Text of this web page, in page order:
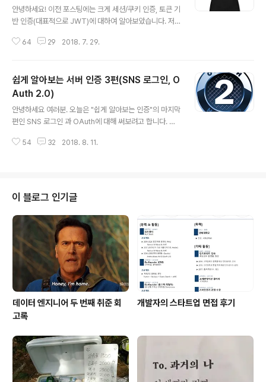
안녕하세요! 이전 포스팅에는 크게 세션/쿠키 인증, 토큰 기
반 인증(대표적으로 JWT)에 대하여 알아보았습니다. 저
증(Authorization)은 아주 중요합니다. 만일 설계를 잘못
Token & Refresh Token 방식에 대해 알아보겠습니
다. Refresh Token? Access Token(JWT)를 통한
인증 방식의 문제는 만일 제 3자에게 탈취당할 경우 보안
에 취약하다는 점입니다. 유효기간이 짧은 Token의 경우
급받아야 하므로 불편합니다. 그러나 유효기간을 늘..
64 29 2018. 7. 29.
쉽게 알아보는 서버 인증 3편(SNS 로그인, O
Auth 2.0)
안녕하세요 여러분. 오늘은 "쉽게 알아보는 인증"의 마지막
편인 SNS 로그인 과 OAuth에 대해 써보려고 합니다. 만
Auth을 한 번은 들어보셨을 겁니다. 그래서 SNS 로그인
방식으로 SNS 로그인이 작동되는지 차근차근 알아보도록
하겠습니다. 참고 포스팅 http://tansfil.tistory.com/58
(세션/쿠키, JWT를 이용한 인증) http://tansfil.tistory.
com/59 (Access Token + Refresh Token을 이용
한 인증) ..
54 32 2018. 8. 11.
이 블로그 인기글
데이터 엔지니어 두 번째 취준 회
고록
개발자의 스타트업 면접 후기